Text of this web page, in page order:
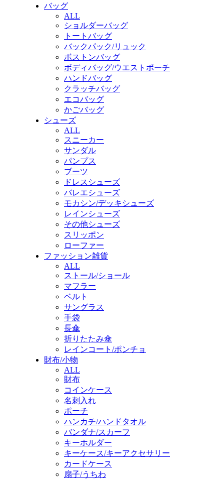
バッグ
ALL
ショルダーバッグ
トートバッグ
バックパック/リュック
ボストンバッグ
ボディバッグ/ウエストポーチ
ハンドバッグ
クラッチバッグ
エコバッグ
かごバッグ
シューズ
ALL
スニーカー
サンダル
パンプス
ブーツ
ドレスシューズ
バレエシューズ
モカシン/デッキシューズ
レインシューズ
その他シューズ
スリッポン
ローファー
ファッション雑貨
ALL
ストール/ショール
マフラー
ベルト
サングラス
手袋
長傘
折りたたみ傘
レインコート/ポンチョ
財布/小物
ALL
財布
コインケース
名刺入れ
ポーチ
ハンカチ/ハンドタオル
バンダナ/スカーフ
キーホルダー
キーケース/キーアクセサリー
カードケース
扇子/うちわ